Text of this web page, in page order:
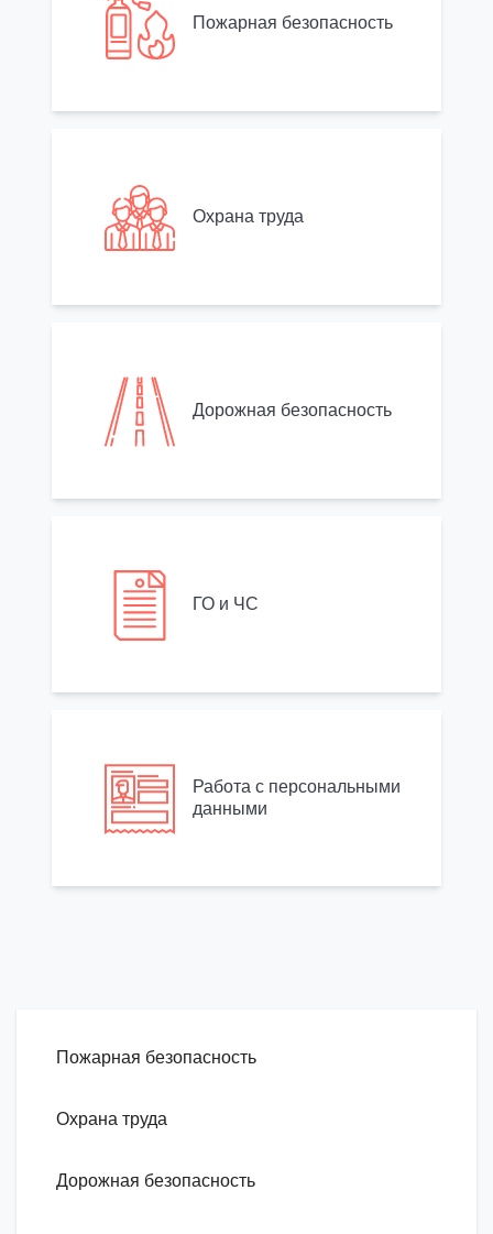
Пожарная безопасность
Охрана труда
Дорожная безопасность
Пожарная безопасность
Охрана труда
Дорожная безопасность
ГО и ЧС
Работа с персональными
данными